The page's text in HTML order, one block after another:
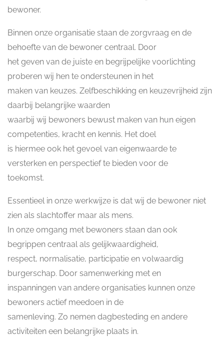
bewoner.
Binnen onze organisatie staan de zorgvraag en de
behoefte van de bewoner centraal. Door
het geven van de juiste en begrijpelijke voorlichting
proberen wij hen te ondersteunen in het
maken van keuzes. Zelfbeschikking en keuzevrijheid zijn
daarbij belangrijke waarden
waarbij wij bewoners bewust maken van hun eigen
competenties, kracht en kennis. Het doel
is hiermee ook het gevoel van eigenwaarde te
versterken en perspectief te bieden voor de
toekomst.
Essentieel in onze werkwijze is dat wij de bewoner niet
zien als slachtoffer maar als mens.
In onze omgang met bewoners staan dan ook
begrippen centraal als gelijkwaardigheid,
respect, normalisatie, participatie en volwaardig
burgerschap. Door samenwerking met en
inspanningen van andere organisaties kunnen onze
bewoners actief meedoen in de
samenleving. Zo nemen dagbesteding en andere
activiteiten een belangrijke plaats in.